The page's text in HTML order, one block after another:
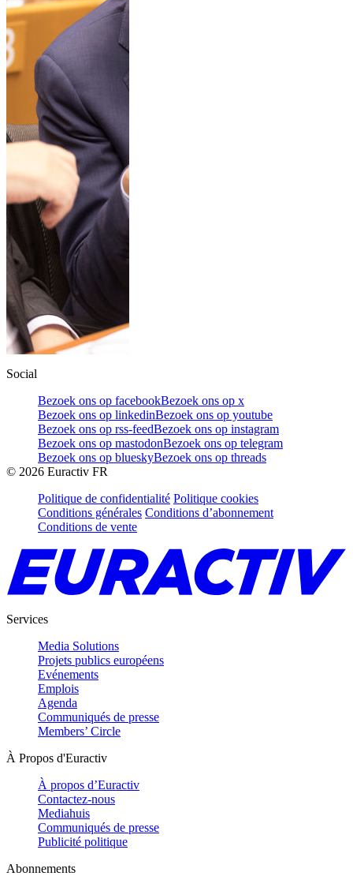
Social
Bezoek ons op facebookBezoek ons op x
Bezoek ons op linkedinBezoek ons op youtube
Bezoek ons op rss-feedBezoek ons op instagram
Bezoek ons op mastodonBezoek ons op telegram
Bezoek ons op blueskyBezoek ons op threads
© 2026 Euractiv FR
Politique de confidentialité Politique cookies
Conditions générales Conditions d’abonnement
Conditions de vente
Services
Media Solutions
Projets publics européens
Evénements
Emplois
Agenda
Communiqués de presse
Members’ Circle
À Propos d'Euractiv
À propos d’Euractiv
Contactez-nous
Mediahuis
Communiqués de presse
Publicité politique
Abonnements